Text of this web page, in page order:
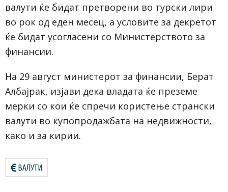
валути ќе бидат претворени во турски лири
во рок од еден месец, а условите за декретот
ќе бидат усогласени со Министерството за
финансии.
На 29 август министерот за финансии, Берат
Албајрак, изјави дека владата ќе преземе
мерки со кои ќе спречи користење странски
валути во купопродажбата на недвижности,
како и за кирии.
ВАЛУТИ